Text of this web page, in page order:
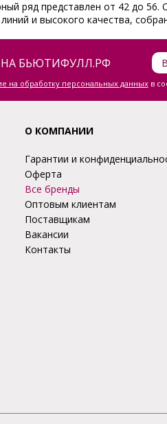
ряд представлен от 42 до 56.
линий и высокого качества,
БЬЮТИФУЛЛ.РФ
на обработку персональных данныхв
О КОМПАНИИ
Гарантии и
Оферта
Все бренды
Оптовым клиентам
Поставщикам
Вакансии
Контакты